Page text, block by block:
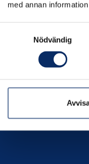
med annan
Nödvändig
produkter
även tittat